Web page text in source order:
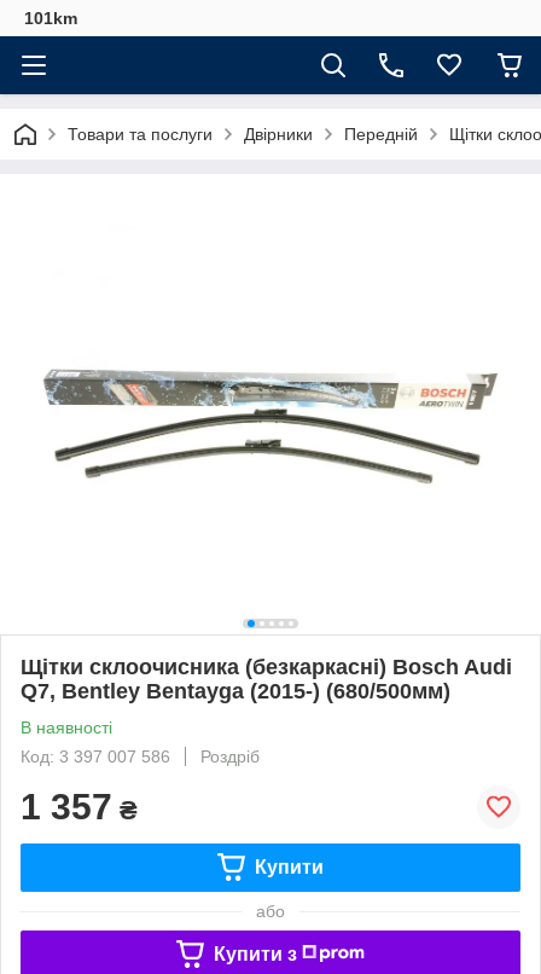
101km
Товари та послуги Двірники Передній Щітки
Щітки склоочисника (безкаркасні) Bosch Audi
Q7, Bentley Bentayga (2015-) (680/500мм)
В наявності
Код: 3 397 007 586
Роздріб
1 357 ₴
Купити
або
Купити з